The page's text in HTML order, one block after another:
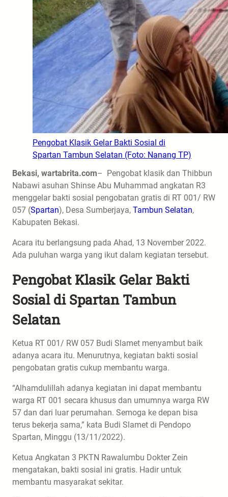
Pengobat Klasik Gelar Bakti Sosial di
Spartan Tambun Selatan (Foto: Nanang TP)
Bekasi, wartabrita.com– Pengobat klasik dan Thibbun
Nabawi asuhan Shinse Abu Muhammad angkatan R3
menggelar bakti sosial pengobatan gratis di RT 001/ RW
057 (Spartan), Desa Sumberjaya, Tambun Selatan,
Kabupaten Bekasi.
Acara itu berlangsung pada Ahad, 13 November 2022.
Ada puluhan warga yang ikut dalam kegiatan tersebut.
Pengobat Klasik Gelar Bakti
Sosial di Spartan Tambun
Selatan
Ketua RT 001/ RW 057 Budi Slamet menyambut baik
adanya acara itu. Menurutnya, kegiatan bakti sosial
pengobatan gratis cukup membantu warga.
“Alhamdulillah adanya kegiatan ini dapat membantu
warga RT 001 secara khusus dan umumnya warga RW
57 dan dari luar perumahan. Semoga ke depan bisa
terus bekerja sama,” kata Budi Slamet di Pendopo
Spartan, Minggu (13/11/2022).
Ketua Angkatan 3 PKTN Rawalumbu Dokter Zein
mengatakan, bakti sosial ini gratis. Hadir untuk
membantu masyarakat sekitar.